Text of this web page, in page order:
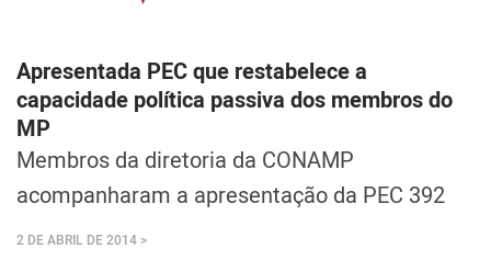
Apresentada PEC que restabelece a
capacidade política passiva dos membros do
MP
Membros da diretoria da CONAMP
acompanharam a apresentação da PEC 392
2 DE ABRIL DE 2014 >